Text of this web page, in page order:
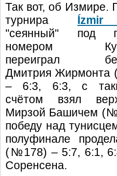
Так вот, об Измире.
турнира
"сеянный" под
номером
переиграл
Дмитрия Жирмонта
– 6:3, 6:3, с
счётом взял
Мирзой Башичем
победу над
полуфинале
(№178) – 5:7, 6:1,
Соренсена.